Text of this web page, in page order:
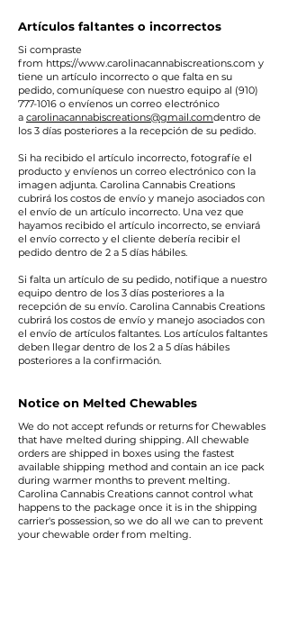
Artículos faltantes o incorrectos
Si compraste
from https://www.carolinacannabiscreations.com y
tiene un artículo incorrecto o que falta en su
pedido, comuníquese con nuestro equipo al (910)
777-1016 o envíenos un correo electrónico
a carolinacannabiscreations@gmail.comdentro de
los 3 días posteriores a la recepción de su pedido.
Si ha recibido el artículo incorrecto, fotografíe el
producto y envíenos un correo electrónico con la
imagen adjunta. Carolina Cannabis Creations
cubrirá los costos de envío y manejo asociados con
el envío de un artículo incorrecto. Una vez que
hayamos recibido el artículo incorrecto, se enviará
el envío correcto y el cliente debería recibir el
pedido dentro de 2 a 5 días hábiles.
Si falta un artículo de su pedido, notifique a nuestro
equipo dentro de los 3 días posteriores a la
recepción de su envío. Carolina Cannabis Creations
cubrirá los costos de envío y manejo asociados con
el envío de artículos faltantes. Los artículos faltantes
deben llegar dentro de los 2 a 5 días hábiles
posteriores a la confirmación.
Notice on Melted Chewables
We do not accept refunds or returns for Chewables
that have melted during shipping. All chewable
orders are shipped in boxes using the fastest
available shipping method and contain an ice pack
during warmer months to prevent melting.
Carolina Cannabis Creations cannot control what
happens to the package once it is in the shipping
carrier's possession, so we do all we can to prevent
your chewable order from melting.